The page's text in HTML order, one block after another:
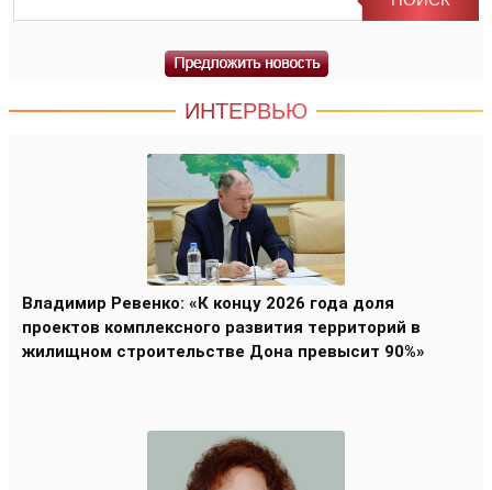
ИНТЕРВЬЮ
Владимир Ревенко: «К концу 2026 года доля
проектов комплексного развития территорий в
жилищном строительстве Дона превысит 90%»